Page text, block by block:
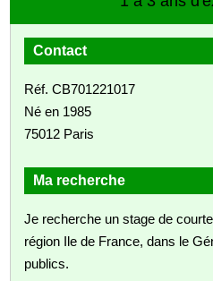
Contact
Réf. CB701221017
Né en 1985
75012 Paris
Ma recherche
Je recherche un stage de
région Ile de France, dans le
publics.